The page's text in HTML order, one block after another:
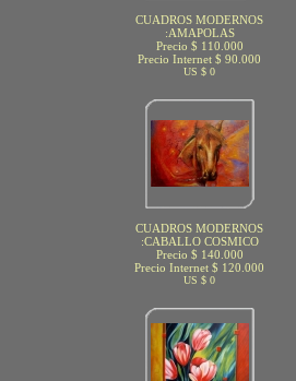
CUADROS MODERNOS
:AMAPOLAS
Precio $ 110.000
Precio Internet $ 90.000
US $ 0
CUADROS MODERNOS
:CABALLO COSMICO
Precio $ 140.000
Precio Internet $ 120.000
US $ 0